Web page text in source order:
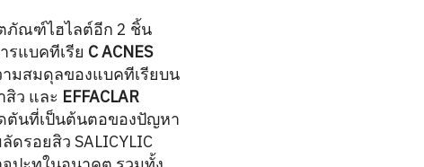
ตภัณฑ์ไฮไลต์อีก 2 ชิ้น
รแบคทีเรีย C ACNES
ามสมดุลของแบคทีเรียบน
ว และ EFFACLAR
ตันที่เป็นต้นตอของปัญหา
รอยสิว SALICYLIC